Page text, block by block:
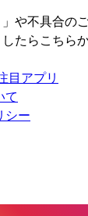
や不具合の
たらこちら
目アプリ
て
シー